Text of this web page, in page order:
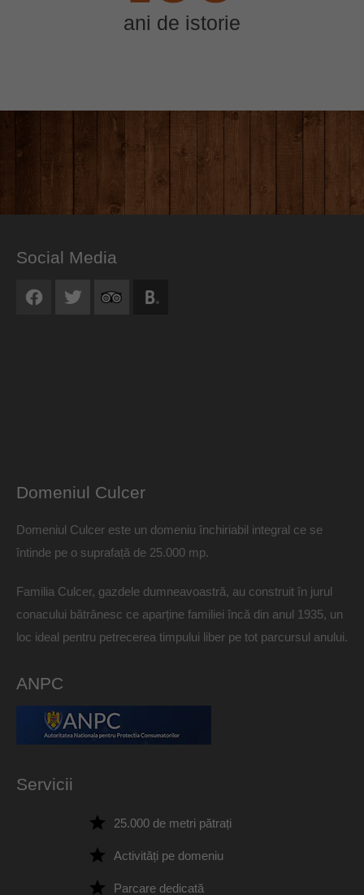
ani de istorie
Social Media
Domeniul Culcer
Domeniul Culcer este un domeniu închiriabil integral ce se
întinde pe o suprafață de 25.000 mp.
Familia Culcer, gazdele dumneavoastră, au construit în jurul
conacului bătrânesc ce aparține familiei încă din anul 1935, un
loc ideal pentru petrecerea timpului liber pe tot parcursul anului.
ANPC
Servicii
25.000 de metri pătrați
Activități pe domeniu
Parcare dedicată